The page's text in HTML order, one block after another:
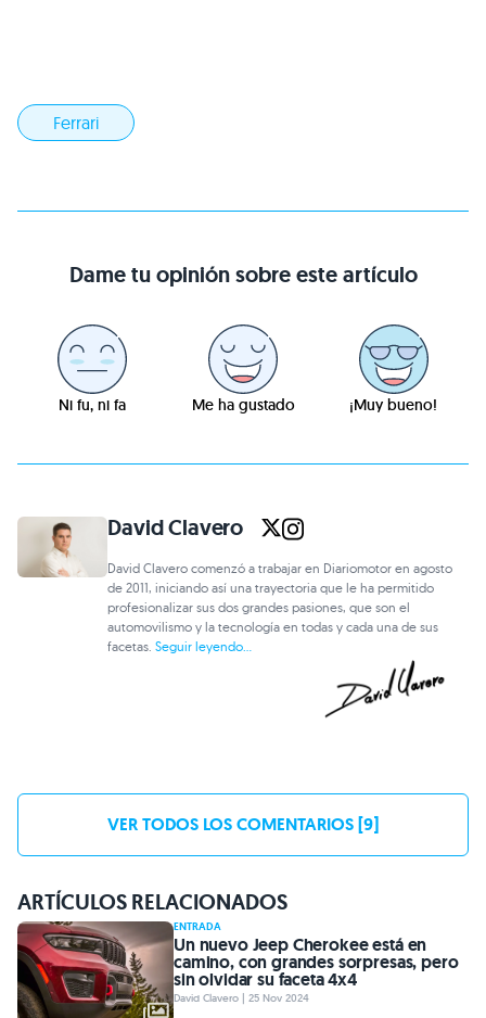
Ferrari
Dame tu opinión sobre este artículo
Ni fu, ni fa Me ha gustado ¡Muy bueno!
David Clavero
David Clavero comenzó a trabajar en Diariomotor en agosto
de 2011, iniciando así una trayectoria que le ha permitido
profesionalizar sus dos grandes pasiones, que son el
automovilismo y la tecnología en todas y cada una de sus
facetas.Seguir leyendo...
VER TODOS LOS COMENTARIOS [9]
ARTÍCULOS RELACIONADOS
ENTRADA
Un nuevo Jeep Cherokee está en
camino, con grandes sorpresas, pero
sin olvidar su faceta 4x4
David Clavero | 25 Nov 2024